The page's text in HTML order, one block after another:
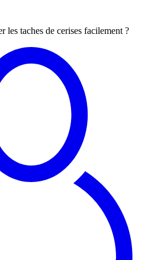
les taches de cerises facilement ?